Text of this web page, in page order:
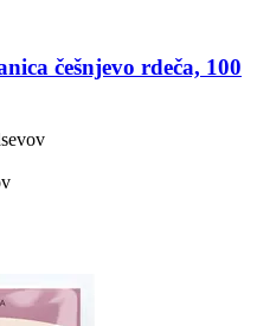
češnjevo rdeča, 100